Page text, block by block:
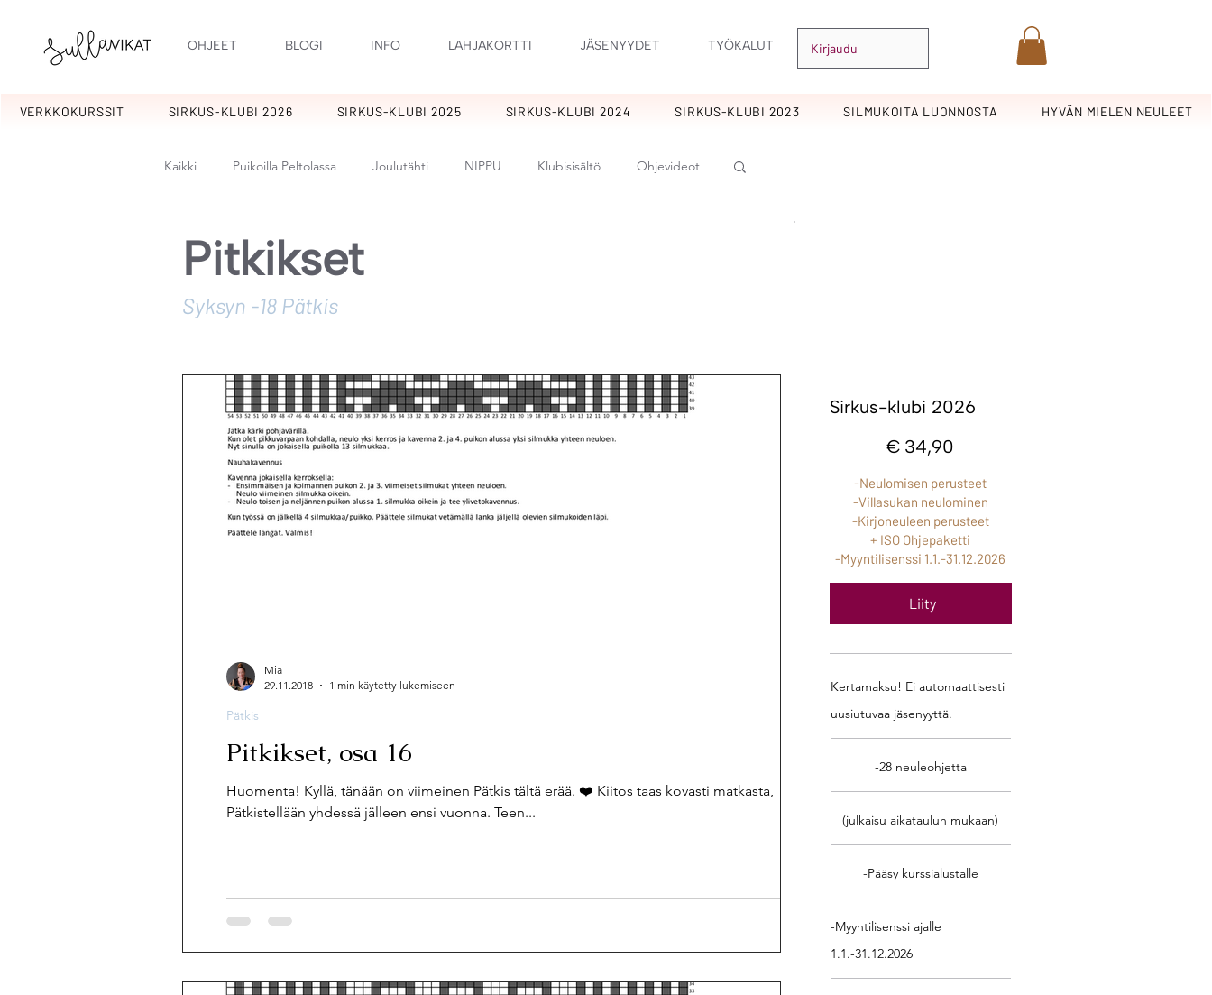
OHJEET BLOGI INFO LAHJAKORTTI JÄSENYYDET TYÖKALUT Kirjaudu
VERKKOKURSSIT SIRKUS-KLUBI 2026 SIRKUS-KLUBI 2025 SIRKUS-KLUBI 2024 SIRKUS-KLUBI 2023 SILMUKOITA LUONNOSTA HYVÄN MIELEN NEULEET
Kaikki Puikoilla Peltolassa Joulutähti NIPPU Klubisisältö Ohjevideot
Kotipiha Kuulumisia
Ilopillerit Pitsylit
Pirskeet Pitkikset Kakkarat Potpuri Lupaus Hurmaavat
Pätkis Muut Hyvän mielen villasukat
Ilmaiset neuleohjeet
Pitkikset
Syksyn -18 Pätkis
Pitkikset, osa 16
Huomenta! Kyllä, tänään on viimeinen Pätkis tältä erää. ❤️ Kiitos taas kovasti matkasta,
Pätkistellään yhdessä jälleen ensi vuonna. Teen...
Pätkis
Mia
29.11.2018
1 min käytetty lukemiseen
Sirkus-klubi 2026
€ 34,90
-Neulomisen perusteet
-Villasukan neulominen
-Kirjoneuleen perusteet
+ ISO Ohjepaketti
-Myyntilisenssi 1.1.-31.12.2026
Liity
Kertamaksu! Ei automaattisesti
uusiutuvaa jäsenyyttä.
-28 neuleohjetta
(julkaisu aikataulun mukaan)
-Pääsy kurssialustalle
-Myyntilisenssi ajalle
1.1.-31.12.2026